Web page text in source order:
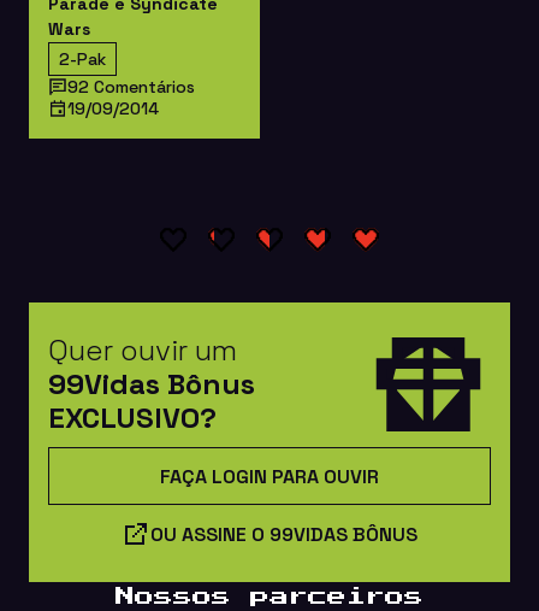
Wars
2-Pak
92 Comentários
19/09/2014
Quer ouvir um
99Vidas Bônus
EXCLUSIVO?
FAÇA LOGIN PARA OUVIR
OU ASSINE O 99VIDAS BÔNUS
Nossos parceiros